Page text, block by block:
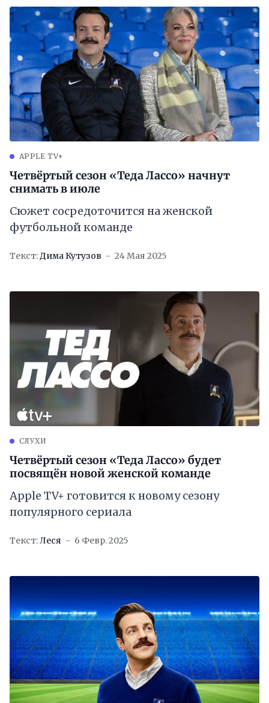
APPLE TV+
Четвёртый сезон «Теда Лассо» начнут
снимать в июле
Сюжет сосредоточится на женской
футбольной команде
Текст:Дима Кутузов 24 Мая 2025
СЛУХИ
Четвёртый сезон «Теда Лассо» будет
посвящён новой женской команде
Apple TV+ готовится к новому сезону
популярного сериала
Текст:Леся 6 Февр. 2025